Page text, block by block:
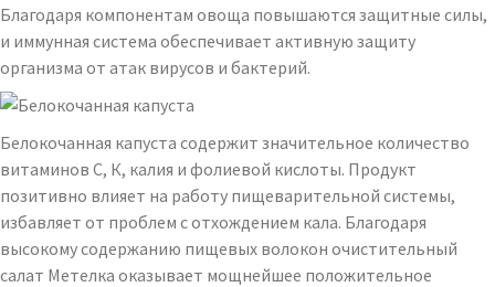
Благодаря компонентам овоща повышаются защитные силы,
и иммунная система обеспечивает активную защиту
организма от атак вирусов и бактерий.
Белокочанная капуста содержит значительное количество
витаминов С, К, калия и фолиевой кислоты. Продукт
позитивно влияет на работу пищеварительной системы,
избавляет от проблем с отхождением кала. Благодаря
высокому содержанию пищевых волокон очистительный
салат Метелка оказывает мощнейшее положительное